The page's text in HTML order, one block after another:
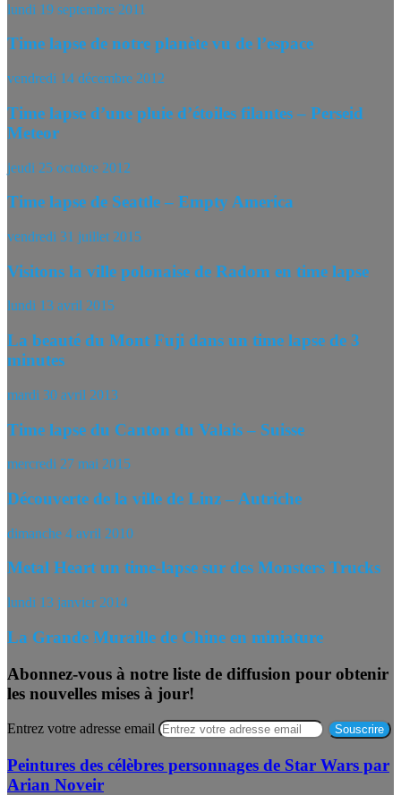
lundi 19 septembre 2011
Time lapse de notre planète vu de l’espace
vendredi 14 décembre 2012
Time lapse d’une pluie d’étoiles filantes – Perseid
Meteor
jeudi 25 octobre 2012
Time lapse de Seattle – Empty America
vendredi 31 juillet 2015
Visitons la ville polonaise de Radom en time lapse
lundi 13 avril 2015
La beauté du Mont Fuji dans un time lapse de 3
minutes
mardi 30 avril 2013
Time lapse du Canton du Valais – Suisse
mercredi 27 mai 2015
Découverte de la ville de Linz – Autriche
dimanche 4 avril 2010
Metal Heart un time-lapse sur des Monsters Trucks
lundi 13 janvier 2014
La Grande Muraille de Chine en miniature
Abonnez-vous à notre liste de diffusion pour obtenir
les nouvelles mises à jour!
Entrez votre adresse email
Peintures des célèbres personnages de Star Wars par
Arian Noveir